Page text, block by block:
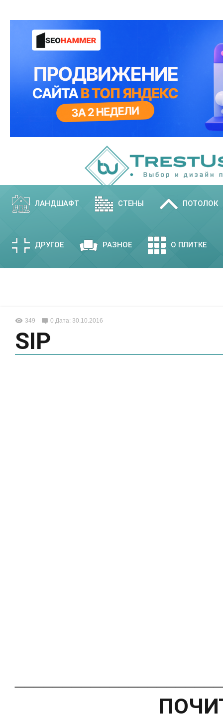
ЛАНДШАФТ СТЕНЫ ПОТОЛОК
ДРУГОЕ РАЗНОЕ О ПЛИТКЕ
349 0 Дата: 30.10.2016
SIP